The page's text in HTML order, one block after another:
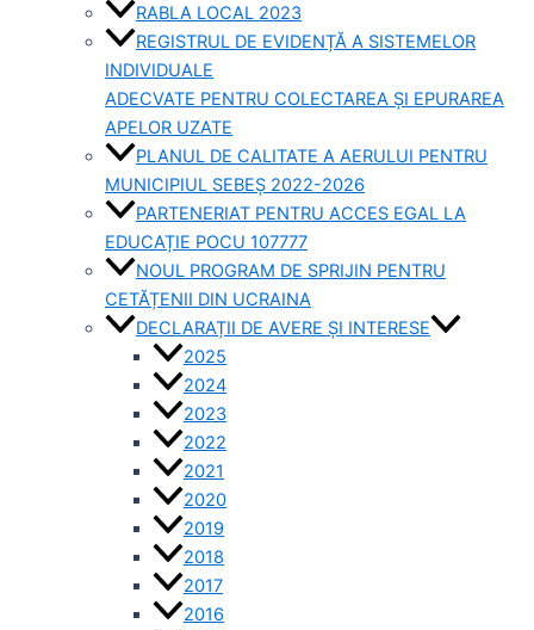
RABLA LOCAL 2023
REGISTRUL DE EVIDENȚĂ A SISTEMELOR
INDIVIDUALE
ADECVATE PENTRU COLECTAREA ȘI EPURAREA
APELOR UZATE
PLANUL DE CALITATE A AERULUI PENTRU
MUNICIPIUL SEBEȘ 2022-2026
PARTENERIAT PENTRU ACCES EGAL LA
EDUCAȚIE POCU 107777
NOUL PROGRAM DE SPRIJIN PENTRU
CETĂȚENII DIN UCRAINA
DECLARAȚII DE AVERE ȘI INTERESE
2025
2024
2023
2022
2021
2020
2019
2018
2017
2016